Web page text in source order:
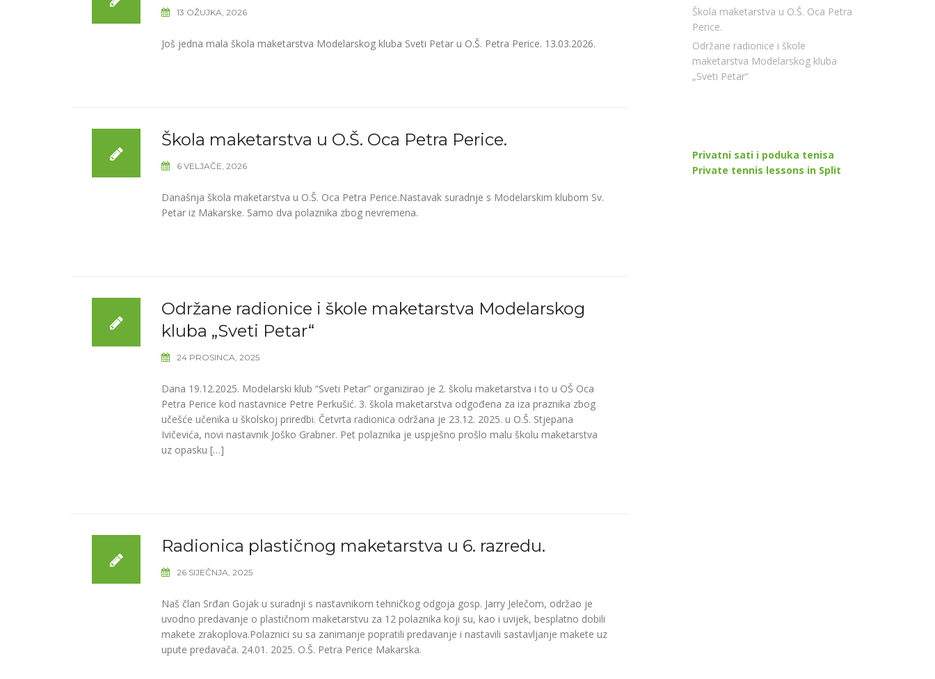
13 OŽUJKA, 2026
Još jedna mala škola maketarstva Modelarskog kluba Sveti Petar u O.Š. Petra Perice. 13.03.2026.
Škola maketarstva u O.Š. Oca Petra Perice.
6 VELJAČE, 2026
Današnja škola maketarstva u O.Š. Oca Petra Perice.Nastavak suradnje s Modelarskim klubom Sv.
Petar iz Makarske. Samo dva polaznika zbog nevremena.
Održane radionice i škole maketarstva Modelarskog
kluba „Sveti Petar“
24 PROSINCA, 2025
Dana 19.12.2025. Modelarski klub “Sveti Petar” organizirao je 2. školu maketarstva i to u OŠ Oca
Petra Perice kod nastavnice Petre Perkušić. 3. škola maketarstva odgođena za iza praznika zbog
učešće učenika u školskoj priredbi. Četvrta radionica održana je 23.12. 2025. u O.Š. Stjepana
Ivičevića, novi nastavnik Joško Grabner. Pet polaznika je uspješno prošlo malu školu maketarstva
uz opasku […]
Radionica plastičnog maketarstva u 6. razredu.
26 SIJEČNJA, 2025
Naš član Srđan Gojak u suradnji s nastavnikom tehničkog odgoja gosp. Jarry Jelečom, održao je
uvodno predavanje o plastičnom maketarstvu za 12 polaznika koji su, kao i uvijek, besplatno dobili
makete zrakoplova.Polaznici su sa zanimanje popratili predavanje i nastavili sastavljanje makete uz
upute predavača. 24.01. 2025. O.Š. Petra Perice Makarska.
Škola maketarstva u O.Š. Oca Petra
Perice.
Održane radionice i škole
maketarstva Modelarskog kluba
„Sveti Petar“
Privatni sati i poduka tenisa
Private tennis lessons in Split